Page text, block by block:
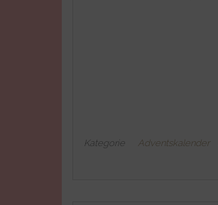
Kategorie Adventskalender